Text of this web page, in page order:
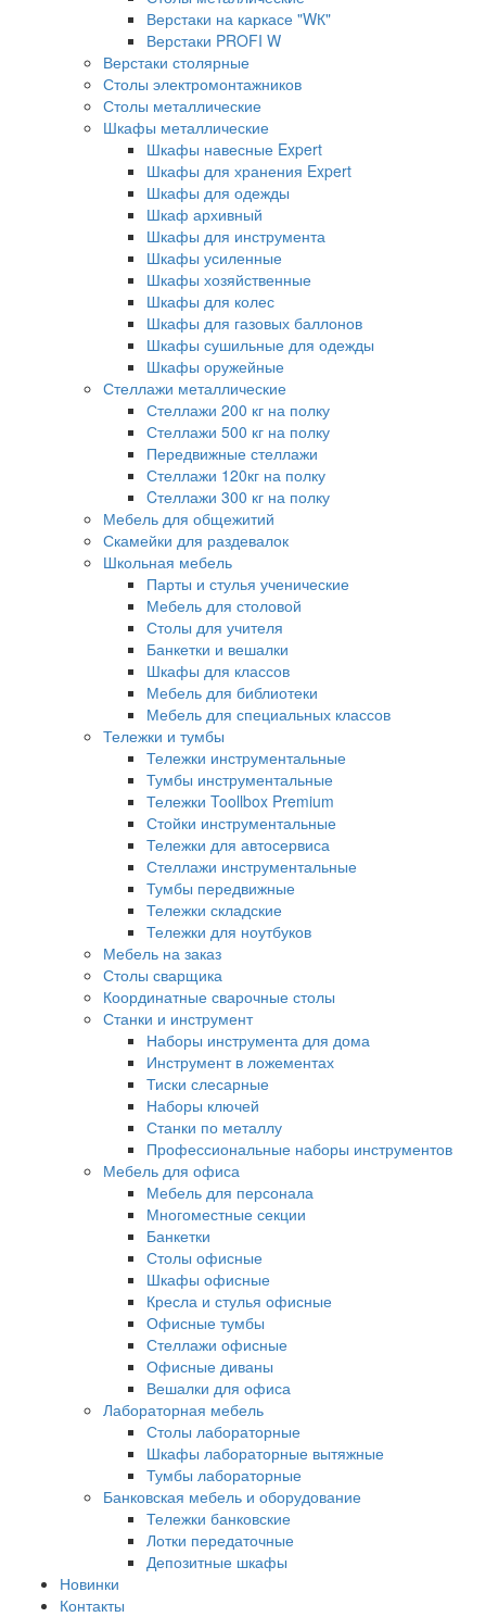
Верстаки на каркасе "WК"
Верстаки PROFI W
Верстаки столярные
Столы электромонтажников
Столы металлические
Шкафы металлические
Шкафы навесные Expert
Шкафы для хранения Expert
Шкафы для одежды
Шкаф архивный
Шкафы для инструмента
Шкафы усиленные
Шкафы хозяйственные
Шкафы для колес
Шкафы для газовых баллонов
Шкафы сушильные для одежды
Шкафы оружейные
Стеллажи металлические
Стеллажи 200 кг на полку
Стеллажи 500 кг на полку
Передвижные стеллажи
Стеллажи 120кг на полку
Cтеллажи 300 кг на полку
Мебель для общежитий
Скамейки для раздевалок
Школьная мебель
Парты и стулья ученические
Мебель для столовой
Столы для учителя
Банкетки и вешалки
Шкафы для классов
Мебель для библиотеки
Мебель для специальных классов
Тележки и тумбы
Тележки инструментальные
Тумбы инструментальные
Тележки Toollbox Premium
Стойки инструментальные
Тележки для автосервиса
Стеллажи инструментальные
Тумбы передвижные
Тележки складские
Тележки для ноутбуков
Мебель на заказ
Столы сварщика
Координатные сварочные столы
Станки и инструмент
Наборы инструмента для дома
Инструмент в ложементах
Тиски слесарные
Наборы ключей
Станки по металлу
Профессиональные наборы инструментов
Мебель для офиса
Мебель для персонала
Многоместные секции
Банкетки
Столы офисные
Шкафы офисные
Кресла и стулья офисные
Офисные тумбы
Стеллажи офисные
Офисные диваны
Вешалки для офиса
Лабораторная мебель
Столы лабораторные
Шкафы лабораторные вытяжные
Тумбы лабораторные
Банковская мебель и оборудование
Тележки банковские
Лотки передаточные
Депозитные шкафы
Новинки
Контакты